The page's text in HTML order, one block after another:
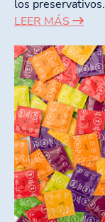
los preservativos.
LEER MÁS